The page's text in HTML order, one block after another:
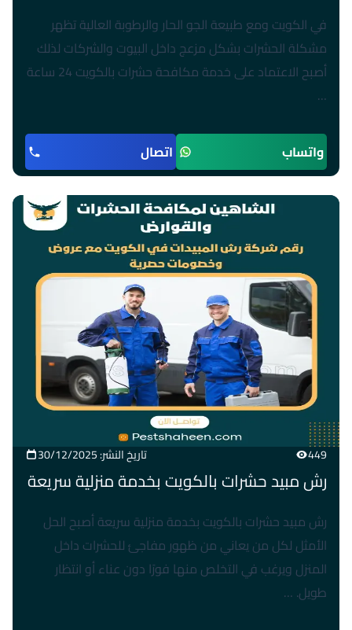
في الكويت ومع طبيعة الجو الحار والرطوبة العالية تظهر
مشكلة الحشرات بشكل مزعج داخل البيوت والشركات لذلك
أصبح الاعتماد على خدمة مكافحة حشرات بالكويت 24 ساعة
…
واتساب اتصال
449 تاريخ النشر: 30/12/2025
رش مبيد حشرات بالكويت بخدمة منزلية سريعة
رش مبيد حشرات بالكويت بخدمة منزلية سريعة أصبح الحل
الأمثل لكل من يعاني من ظهور مفاجئ للحشرات داخل
المنزل ويرغب في التخلص منها فورًا دون عناء أو انتظار
طويل. …